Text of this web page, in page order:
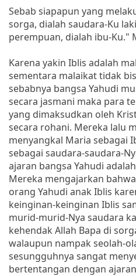
Sebab siapapun yang
sorga, dialah saudara-Ku
perempuan, dialah ibu-Ku."
Karena yakin Iblis adalah
sementara malaikat tidak
sebabnya bangsa Yahudi
secara jasmani maka para
yang dimaksudkan oleh
secara rohani. Mereka lalu
menyangkal Maria sebagai
sebagai saudara-saudara-
ajaran bangsa Yahudi
Mereka mengajarkan
orang Yahudi anak Iblis
keinginan-keinginan Iblis
murid-murid-Nya saudara
kehendak Allah Bapa di
walaupun nampak seolah-
sesungguhnya sangat
bertentangan dengan